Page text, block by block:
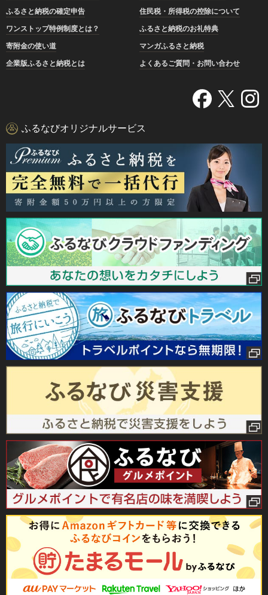
ふるさと納税の確定申告
住民税・所得税の控除について
ワンストップ特例制度とは？
ふるさと納税のお礼特典
寄附金の使い道
マンガふるさと納税
企業版ふるさと納税とは
よくあるご質問・お問い合わせ
ふるなびオリジナルサービス